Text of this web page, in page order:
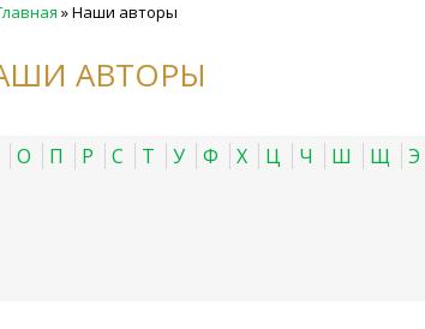
»Наши авторы
АВТОРЫ
О П Р С Т У Ф Х Ц Ч Ш Щ Э